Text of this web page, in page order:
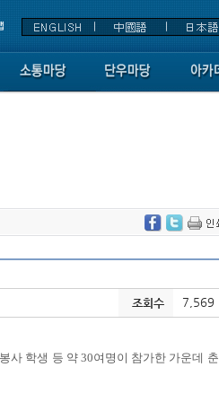
조회수 7,569
사 학생 등 약 30여명이 참가한 가운데 춘